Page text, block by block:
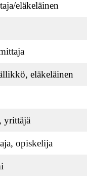
eläkeläinen
eläkeläinen
yrittäjä
opiskelija